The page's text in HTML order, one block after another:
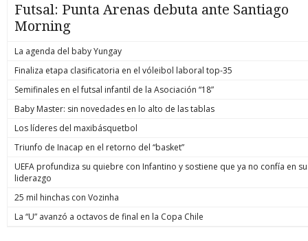
Futsal: Punta Arenas debuta ante Santiago
Morning
La agenda del baby Yungay
Finaliza etapa clasificatoria en el vóleibol laboral top-35
Semifinales en el futsal infantil de la Asociación “18”
Baby Master: sin novedades en lo alto de las tablas
Los líderes del maxibásquetbol
Triunfo de Inacap en el retorno del “basket”
UEFA profundiza su quiebre con Infantino y sostiene que ya no confía en su
liderazgo
25 mil hinchas con Vozinha
La “U” avanzó a octavos de final en la Copa Chile